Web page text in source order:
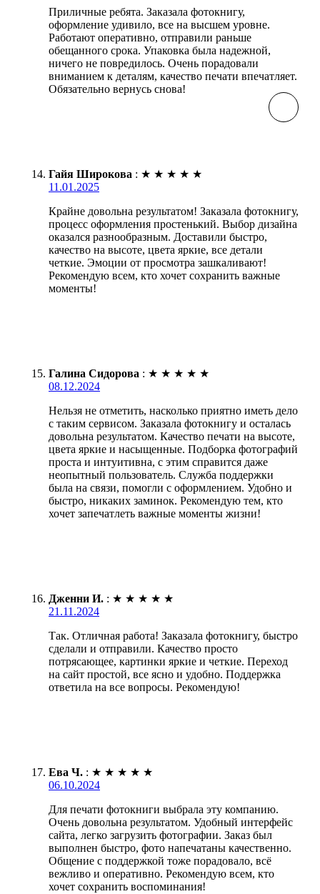
Приличные ребята. Заказала фотокнигу,
оформление удивило, все на высшем уровне.
Работают оперативно, отправили раньше
обещанного срока. Упаковка была надежной,
ничего не повредилось. Очень порадовали
вниманием к деталям, качество печати впечатляет.
Обязательно вернусь снова!
Гайя Широкова : ★ ★ ★ ★ ★
11.01.2025
Крайне довольна результатом! Заказала фотокнигу,
процесс оформления простенький. Выбор дизайна
оказался разнообразным. Доставили быстро,
качество на высоте, цвета яркие, все детали
четкие. Эмоции от просмотра зашкаливают!
Рекомендую всем, кто хочет сохранить важные
моменты!
Галина Сидорова : ★ ★ ★ ★ ★
08.12.2024
Нельзя не отметить, насколько приятно иметь дело
с таким сервисом. Заказала фотокнигу и осталась
довольна результатом. Качество печати на высоте,
цвета яркие и насыщенные. Подборка фотографий
проста и интуитивна, с этим справится даже
неопытный пользователь. Служба поддержки
была на связи, помогли с оформлением. Удобно и
быстро, никаких заминок. Рекомендую тем, кто
хочет запечатлеть важные моменты жизни!
Дженни И. : ★ ★ ★ ★ ★
21.11.2024
Так. Отличная работа! Заказала фотокнигу, быстро
сделали и отправили. Качество просто
потрясающее, картинки яркие и четкие. Переход
на сайт простой, все ясно и удобно. Поддержка
ответила на все вопросы. Рекомендую!
Ева Ч. : ★ ★ ★ ★ ★
06.10.2024
Для печати фотокниги выбрала эту компанию.
Очень довольна результатом. Удобный интерфейс
сайта, легко загрузить фотографии. Заказ был
выполнен быстро, фото напечатаны качественно.
Общение с поддержкой тоже порадовало, всё
вежливо и оперативно. Рекомендую всем, кто
хочет сохранить воспоминания!